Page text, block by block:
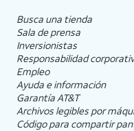
Busca una tienda
Sala de prensa
Inversionistas
Responsabilidad
Empleo
Ayuda e información
Garantía AT&T
Archivos legibles por
Código para compartir